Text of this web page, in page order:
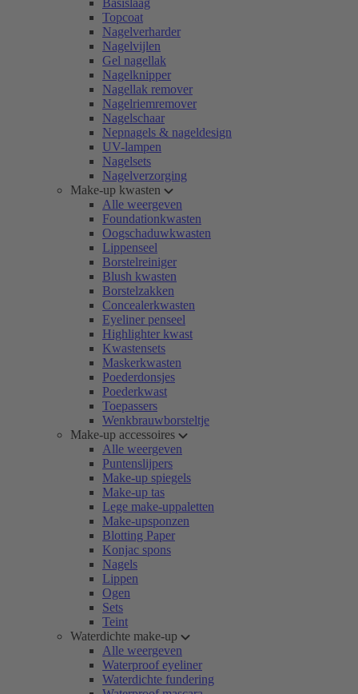
Basislaag
Topcoat
Nagelverharder
Nagelvijlen
Gel nagellak
Nagelknipper
Nagellak remover
Nagelriemremover
Nagelschaar
Nepnagels & nageldesign
UV-lampen
Nagelsets
Nagelverzorging
Make-up kwasten
Alle weergeven
Foundationkwasten
Oogschaduwkwasten
Lippenseel
Borstelreiniger
Blush kwasten
Borstelzakken
Concealerkwasten
Eyeliner penseel
Highlighter kwast
Kwastensets
Maskerkwasten
Poederdonsjes
Poederkwast
Toepassers
Wenkbrauwborsteltje
Make-up accessoires
Alle weergeven
Puntenslijpers
Make-up spiegels
Make-up tas
Lege make-uppaletten
Make-upsponzen
Blotting Paper
Konjac spons
Nagels
Lippen
Ogen
Sets
Teint
Waterdichte make-up
Alle weergeven
Waterproof eyeliner
Waterdichte fundering